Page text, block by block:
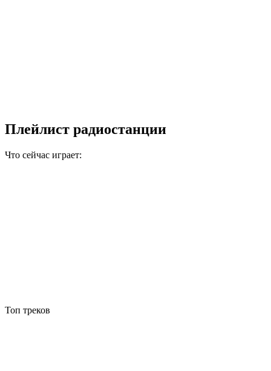
Плейлист радиостанции
Что сейчас играет:
Топ треков